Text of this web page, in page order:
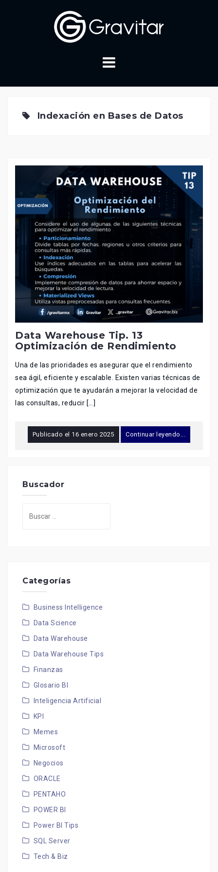
Indexación en Bases de Datos
Data Warehouse Tip. 13
Optimización de Rendimiento
Una de las prioridades es asegurar que el rendimiento
sea ágil, eficiente y escalable. Existen varias técnicas de
optimización que te ayudarán a mejorar la velocidad de
las consultas, reducir […]
Publicado el 16 enero 2025 Continuar leyendo...
Buscador
Categorías
Business Intelligence
Data Science
Data Warehouse
Data Warehouse Tips
Finanzas
Glosario BI
Inteligencia Artificial
KPI
Memes
Microsoft
Negocios
ORACLE
PENTAHO
POWER BI
Power BI Tips
SQL Server
Tech & Biz